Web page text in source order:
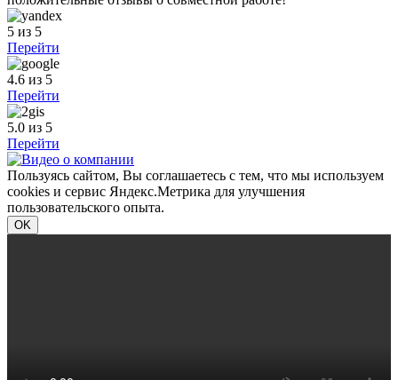
5 из 5
Перейти
4.6 из 5
Перейти
5.0 из 5
Перейти
Пользуясь сайтом, Вы соглашаетесь с тем, что мы используем
cookies и сервис Яндекс.Метрика для улучшения
пользовательского опыта.
OK